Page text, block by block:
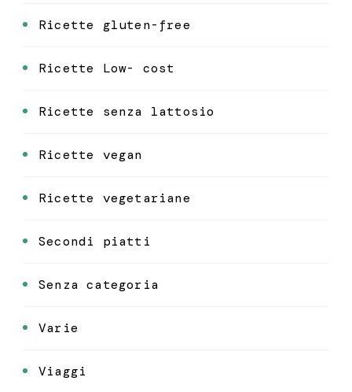
Ricette gluten-free
Ricette Low- cost
Ricette senza lattosio
Ricette vegan
Ricette vegetariane
Secondi piatti
Senza categoria
Varie
Viaggi